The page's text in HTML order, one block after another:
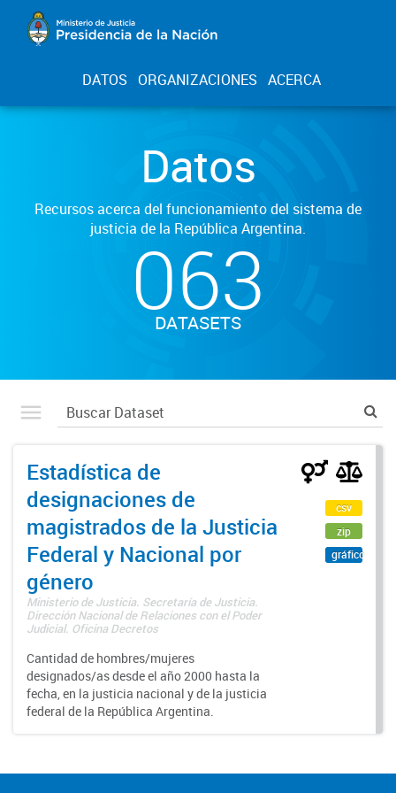
DATOS ORGANIZACIONES ACERCA
Datos
Recursos acerca del funcionamiento del sistema de
justicia de la República Argentina.
063
DATASETS
Estadística de
designaciones de
magistrados de la Justicia
Federal y Nacional por
género
Ministerio de Justicia. Secretaría de Justicia.
Dirección Nacional de Relaciones con el Poder
Judicial. Oficina Decretos
Cantidad de hombres/mujeres
designados/as desde el año 2000 hasta la
fecha, en la justicia nacional y de la justicia
federal de la República Argentina.
csv
zip
gráfico